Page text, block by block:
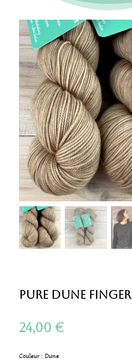
Pure Dune
24,00 €
Couleur : Dune